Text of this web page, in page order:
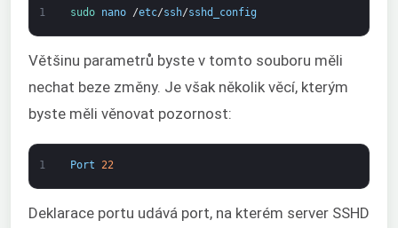
1 sudo nano /etc/ssh/sshd_config
Většinu parametrů byste v tomto souboru měli
nechat beze změny. Je však několik věcí, kterým
byste měli věnovat pozornost:
1 Port 22
Deklarace portu udává port, na kterém server SSHD